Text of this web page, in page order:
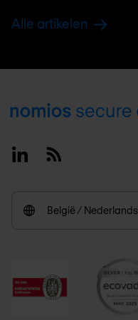
Alle artikelen
Footer
LinkedinRSS
België / Nederlands